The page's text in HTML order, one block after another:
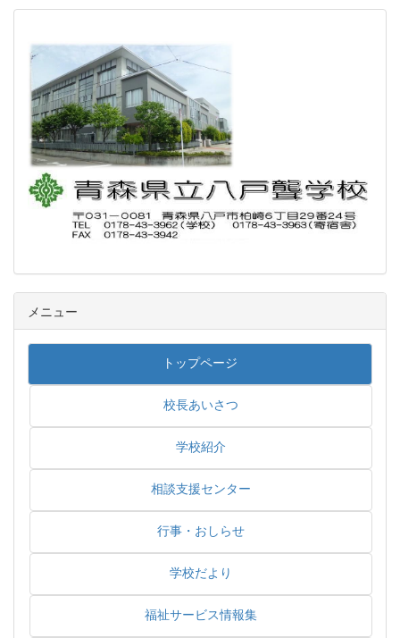
メニュー
トップページ
校長あいさつ
学校紹介
相談支援センター
行事・おしらせ
学校だより
福祉サービス情報集